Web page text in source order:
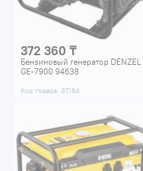
372 360 ₸
Бензиновый генератор DENZEL
GE-7900 94638
Код товара: 87184